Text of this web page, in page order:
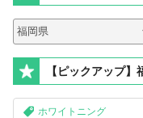
【ピックアップ
ホワイトニング